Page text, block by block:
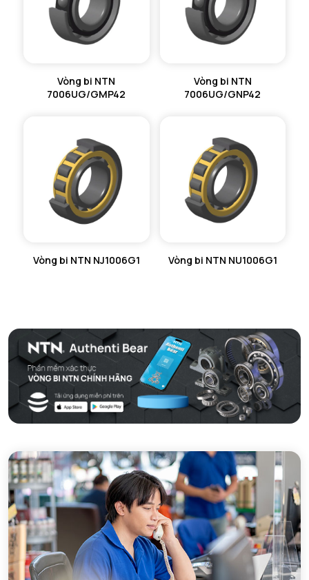
Vòng bi NTN
7006UG/GMP42
Vòng bi NTN
7006UG/GNP42
Vòng bi NTN NJ1006G1 Vòng bi NTN NU1006G1